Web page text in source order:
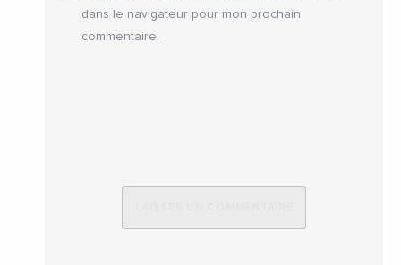
dans le navigateur pour mon prochain
commentaire.